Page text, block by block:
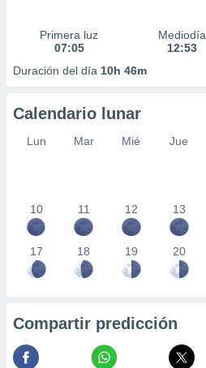
Primera luz
07:05
Mediodía
12:53
Duración del día 10h 46m
Calendario lunar
Lun Mar Mié Jue
10 11 12 13
17 18 19 20
Compartir predicción